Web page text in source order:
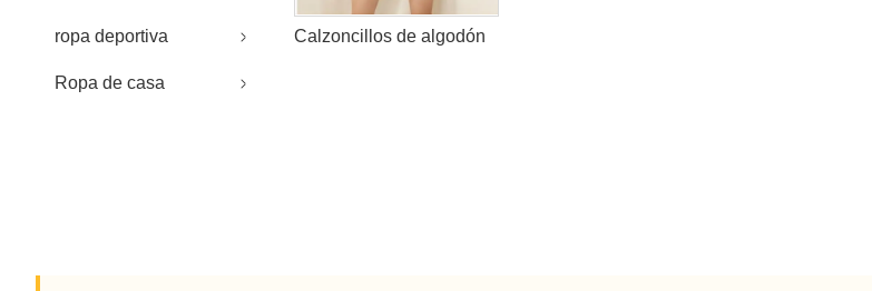
ropa deportiva
Ropa de casa
Calzoncillos de algodón